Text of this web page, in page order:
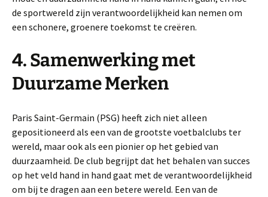
de sportwereld zijn verantwoordelijkheid kan nemen om
een schonere, groenere toekomst te creëren.
4. Samenwerking met
Duurzame Merken
Paris Saint-Germain (PSG) heeft zich niet alleen
gepositioneerd als een van de grootste voetbalclubs ter
wereld, maar ook als een pionier op het gebied van
duurzaamheid. De club begrijpt dat het behalen van succes
op het veld hand in hand gaat met de verantwoordelijkheid
om bij te dragen aan een betere wereld. Een van de